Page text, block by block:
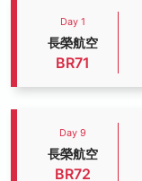
Day 1
長榮航空
BR71
Day 9
長榮航空
BR72